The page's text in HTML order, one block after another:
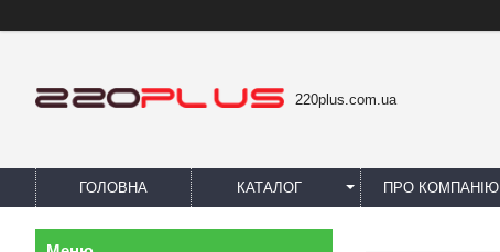
220plus.com.ua
ГОЛОВНА КАТАЛОГ ПРО КОМПАНІЮ